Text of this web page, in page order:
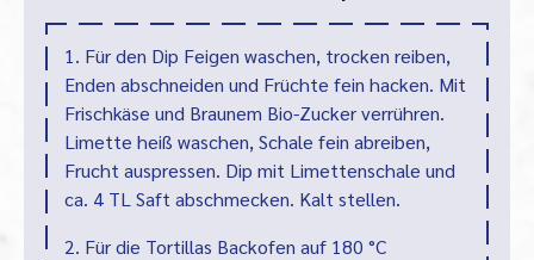
1. Für den Dip Feigen waschen, trocken reiben,
Enden abschneiden und Früchte fein hacken. Mit
Frischkäse und Braunem Bio-Zucker verrühren.
Limette heiß waschen, Schale fein abreiben,
Frucht auspressen. Dip mit Limettenschale und
ca. 4 TL Saft abschmecken. Kalt stellen.
2. Für die Tortillas Backofen auf 180 °C